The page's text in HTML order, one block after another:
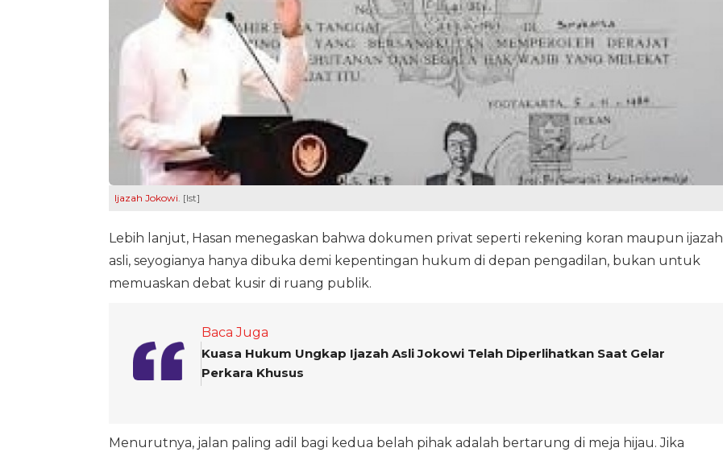
Ijazah Jokowi. [Ist]
Lebih lanjut, Hasan menegaskan bahwa dokumen privat seperti rekening koran maupun ijazah
asli, seyogianya hanya dibuka demi kepentingan hukum di depan pengadilan, bukan untuk
memuaskan debat kusir di ruang publik.
Baca Juga
Kuasa Hukum Ungkap Ijazah Asli Jokowi Telah Diperlihatkan Saat Gelar
Perkara Khusus
Menurutnya, jalan paling adil bagi kedua belah pihak adalah bertarung di meja hijau. Jika